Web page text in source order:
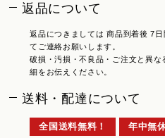
返品について
返品につきましては 商品到着後 7
てご連絡お願いします。
破損・汚損・不良品・ご注文と異
細をお伝えください。
送料・配達について
全国送料無料！ 年中無